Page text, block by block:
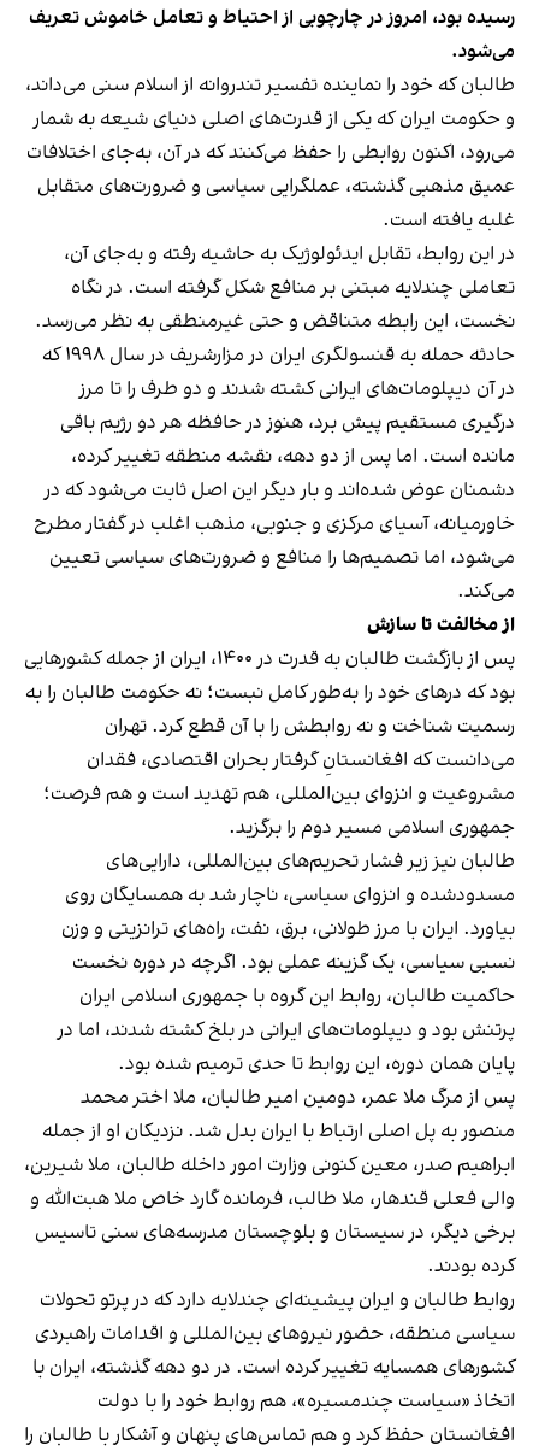
رسیده بود، امروز در چارچوبی از احتیاط و تعامل خاموش تعریف
می‌شود.
طالبان که خود را نماینده تفسیر تندروانه از اسلام سنی می‌داند،
و حکومت ایران که یکی از قدرت‌های اصلی دنیای شیعه به شمار
می‌رود، اکنون روابطی را حفظ می‌کنند که در آن، به‌جای اختلافات
عمیق مذهبی گذشته، عملگرایی سیاسی و ضرورت‌های متقابل
غلبه یافته است.
در این روابط، تقابل ایدئولوژیک به حاشیه رفته و به‌جای آن،
تعاملی چندلایه مبتنی بر منافع شکل گرفته است. در نگاه
نخست، این رابطه متناقض و حتی غیرمنطقی به نظر می‌رسد.
حادثه حمله به قنسولگری ایران در مزارشریف در سال ۱۹۹۸ که
در آن دیپلومات‌های ایرانی کشته شدند و دو طرف را تا مرز
درگیری مستقیم پیش برد، هنوز در حافظه هر دو رژیم باقی
مانده است. اما پس از دو دهه، نقشه منطقه تغییر کرده،
دشمنان عوض شده‌اند و بار دیگر این اصل ثابت می‌شود که در
خاورمیانه، آسیای مرکزی و جنوبی، مذهب اغلب در گفتار مطرح
می‌شود، اما تصمیم‌ها را منافع و ضرورت‌های سیاسی تعیین
می‌کند.
از مخالفت تا سازش
پس از بازگشت طالبان به قدرت در ۱۴۰۰، ایران از جمله کشورهایی
بود که درهای خود را به‌طور کامل نبست؛ نه حکومت طالبان را به
رسمیت شناخت و نه روابطش را با آن‌ قطع کرد. تهران
می‌دانست که افغانستانِ گرفتار بحران اقتصادی، فقدان
مشروعیت و انزوای بین‌المللی، هم تهدید است و هم فرصت؛
جمهوری اسلامی مسیر دوم را برگزید.
طالبان نیز زیر فشار تحریم‌های بین‌المللی، دارایی‌های
مسدودشده و انزوای سیاسی، ناچار شد به همسایگان روی
بیاورد. ایران با مرز طولانی، برق، نفت، راه‌های ترانزیتی و وزن
نسبی سیاسی، یک گزینه عملی بود. اگرچه در دوره نخست
حاکمیت طالبان، روابط این گروه با جمهوری اسلامی ایران
پرتنش بود و دیپلومات‌های ایرانی در بلخ کشته شدند، اما در
پایان همان دوره، این روابط تا حدی ترمیم شده بود.
پس از مرگ ملا عمر، دومین امیر طالبان، ملا اختر محمد
منصور به پل اصلی ارتباط با ایران بدل شد. نزدیکان او از جمله
ابراهیم صدر، معین کنونی وزارت امور داخله طالبان، ملا شیرین،
والی فعلی قندهار، ملا طالب، فرمانده گارد خاص ملا هبت‌الله و
برخی دیگر، در سیستان و بلوچستان مدرسه‌های سنی تاسیس
کرده بودند.
روابط طالبان و ایران پیشینه‌ای چندلایه دارد که در پرتو تحولات
سیاسی منطقه، حضور نیروهای بین‌المللی و اقدامات راهبردی
کشورهای همسایه تغییر کرده است. در دو دهه گذشته، ایران با
اتخاذ «سیاست چندمسیره»، هم روابط خود را با دولت
افغانستان حفظ کرد و هم تماس‌های پنهان و آشکار با طالبان را